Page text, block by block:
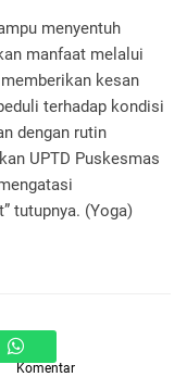
menyentuh
manfaat melalui
kesan
terhadap kondisi
dengan rutin
UPTD Puskesmas
tutupnya. (Yoga)
Komentar